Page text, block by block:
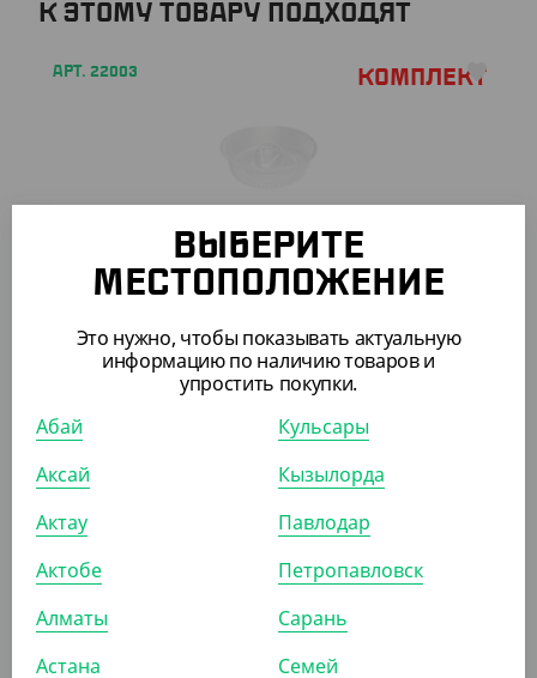
К ЭТОМУ ТОВАРУ ПОДХОДЯТ
АРТ. 22003 Комплект
16 440₸
(54.80 ₸/ШТ)
СООБЩИТЬ О ПОСТУПЛЕНИИ
ПОХОЖИЕ ТОВАРЫ
-19%
ВЫБЕРИТЕ
МЕСТОПОЛОЖЕНИЕ
Это нужно, чтобы показывать актуальную
информацию по наличию товаров и
упростить покупки.
Абай
Аксай
Актау
Актобе
Алматы
Астана
Кульсары
Кызылорда
Павлодар
Петропавловск
Сарань
Семей